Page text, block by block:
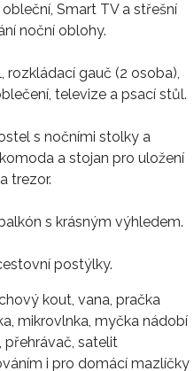
Smart TV a střešní
noční oblohy.
rozkládací gauč (2 osoba),
televize a psací stůl.
s nočními stolky a
a stojan pro uložení
trezor.
s krásným výhledem.
postýlky.
kout, vana, pračka
mikrovlnka, myčka nádobí
přehrávač, satelit
i pro domácí mazlíčky